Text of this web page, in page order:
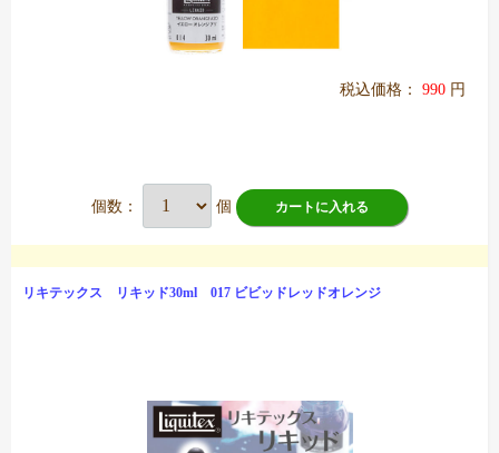
税込価格： 990 円
個数： 個 カートに入れる
リキテックス リキッド30ml 017 ビビッドレッドオレンジ